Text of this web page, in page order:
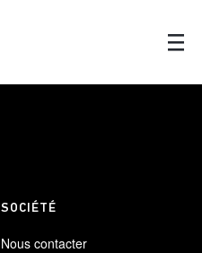
SOCIÉTÉ
Nous contacter